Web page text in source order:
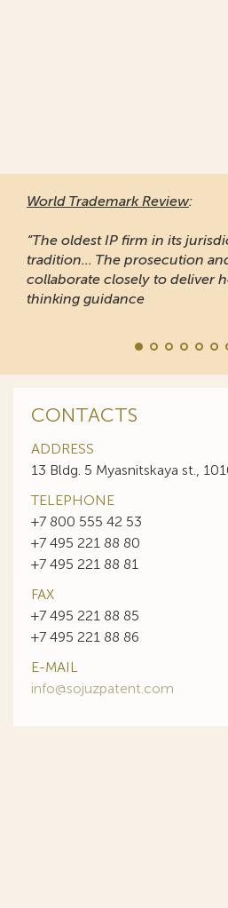
World Trademark Review:
“The oldest IP firm in its
tradition... The prosecution
collaborate closely to deliver
thinking guidance
CONTACTS
ADDRESS
13 Bldg. 5 Myasnitskaya st.,
TELEPHONE
+7 800 555 42 53
+7 495 221 88 80
+7 495 221 88 81
FAX
+7 495 221 88 85
+7 495 221 88 86
E-MAIL
info@sojuzpatent.com